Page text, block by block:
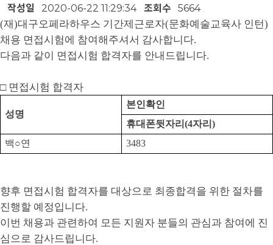
작성일
2020-06-22 11:29:34 조회수
5664
(재)대구오페라하우스 기간제근로자(문화예술교육사 인턴)
채용 면접시험에 참여해주셔서 감사합니다.
다음과 같이 면접시험 합격자를 안내드립니다.
□ 면접시험 합격자
성명
본인확인
휴대폰뒷자리 (4자리 )
백○연 3483
향후 면접시험 합격자를 대상으로 최종합격을 위한 절차를
진행할 예정입니다.
이번 채용과 관련하여 모든 지원자 분들의 관심과 참여에 진
심으로 감사드립니다.